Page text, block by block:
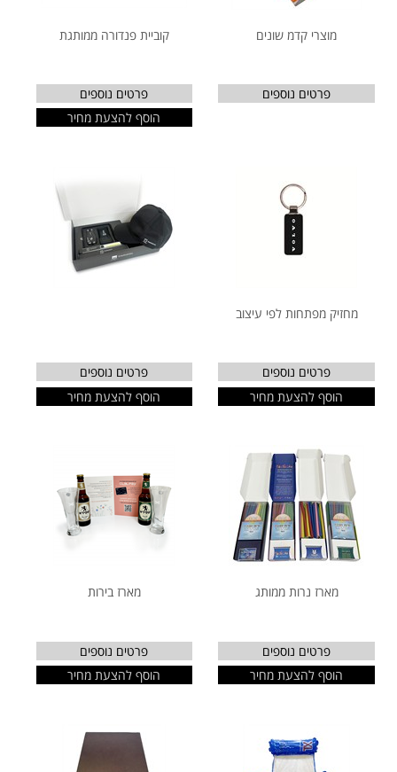
מוצרי קדמ שונים
פרטים נוספים
קוביית פנדורה ממותגת
פרטים נוספים
הוסף להצעת מחיר
מחזיק מפתחות לפי עיצוב
פרטים נוספים
הוסף להצעת מחיר
פרטים נוספים
הוסף להצעת מחיר
מארז נרות ממותג
פרטים נוספים
הוסף להצעת מחיר
מארז בירות
פרטים נוספים
הוסף להצעת מחיר